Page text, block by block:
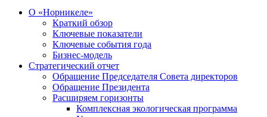
О «Норникеле»
Краткий обзор
Ключевые показатели
Ключевые события года
Бизнес-модель
Стратегический отчет
Обращение Председателя Совета директоров
Обращение Президента
Расширяем горизонты
Комплексная экологическая программа